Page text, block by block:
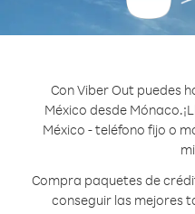
Con Viber Out puedes
México desde Mónaco.
México - teléfono fijo o
Compra paquetes de
conseguir las mejores